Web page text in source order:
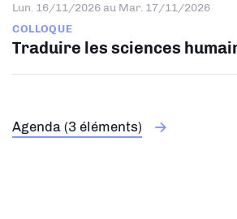
Agenda (3 éléments)
Lun. 16/11/2026au Mar. 17/11/2026
COLLOQUE
Traduire les sciences